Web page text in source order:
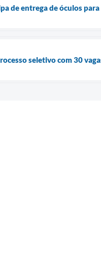
de entrega de óculos
seletivo com 30